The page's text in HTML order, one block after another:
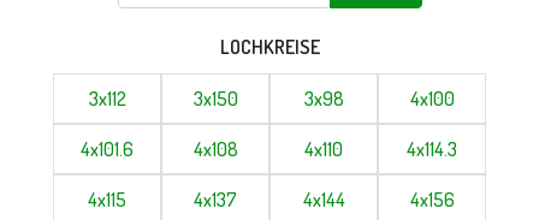
LOCHKREISE
3x112 3x150 3x98 4x100
4x101.6 4x108 4x110 4x114.3
4x115 4x137 4x144 4x156